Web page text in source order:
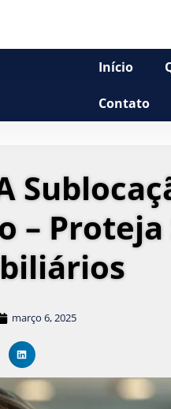
Início
Contato
– Proteja
março 6, 2025